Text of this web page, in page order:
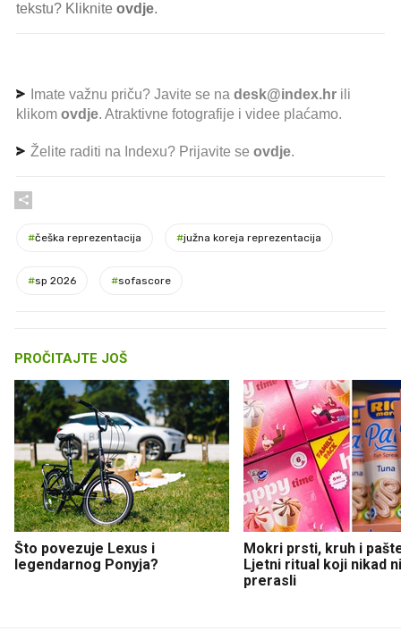
tekstu? Kliknite ovdje.
Imate važnu priču? Javite se na desk@index.hr ili
klikom ovdje. Atraktivne fotografije i videe plaćamo.
Želite raditi na Indexu? Prijavite se ovdje.
#češka reprezentacija #južna koreja reprezentacija
#sp 2026 #sofascore
PROČITAJTE JOŠ
Što povezuje Lexus i
legendarnog Ponyja?
Mokri prsti, kruh i
Ljetni ritual koji nikad
prerasli